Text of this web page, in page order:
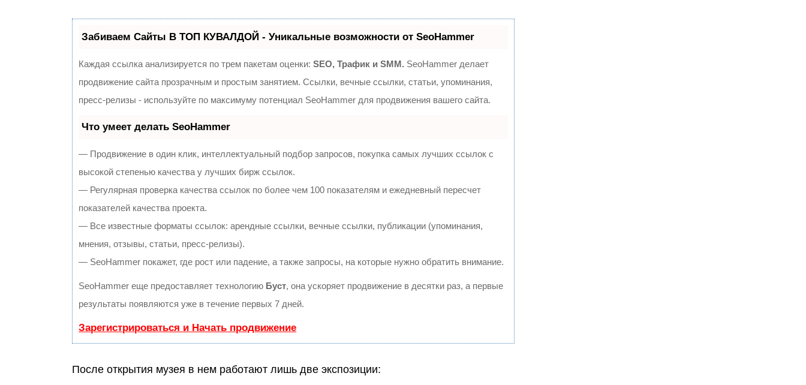
Забиваем Сайты В ТОП КУВАЛДОЙ - Уникальные возможности от SeoHammer
Каждая ссылка анализируется по трем пакетам оценки:SEO, Трафик и SMM. SeoHammer делает
продвижение сайта прозрачным и простым занятием. Ссылки, вечные ссылки, статьи, упоминания,
пресс-релизы - используйте по максимуму потенциал SeoHammer для продвижения вашего сайта.
Что умеет делать SeoHammer
— Продвижение в один клик, интеллектуальный подбор запросов, покупка самых лучших ссылок с
высокой степенью качества у лучших бирж ссылок.
— Регулярная проверка качества ссылок по более чем 100 показателям и ежедневный пересчет
показателей качества проекта.
— Все известные форматы ссылок: арендные ссылки, вечные ссылки, публикации (упоминания,
мнения, отзывы, статьи, пресс-релизы).
— SeoHammer покажет, где рост или падение, а также запросы, на которые нужно обратить внимание.
SeoHammer еще предоставляет технологию Буст, она ускоряет продвижение в десятки раз, а первые
результаты появляются уже в течение первых 7 дней.
Зарегистрироваться и Начать продвижение
После открытия музея в нем работают лишь две экспозиции: